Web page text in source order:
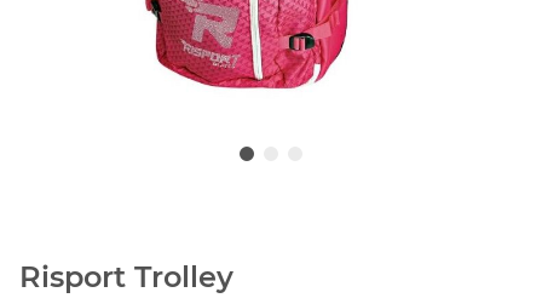
Risport Trolley